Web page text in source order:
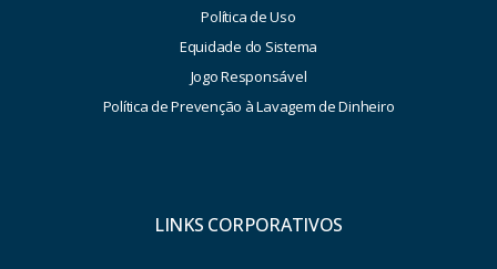
Política de Uso
Equidade do Sistema
Jogo Responsável
Política de Prevenção à Lavagem de Dinheiro
LINKS CORPORATIVOS